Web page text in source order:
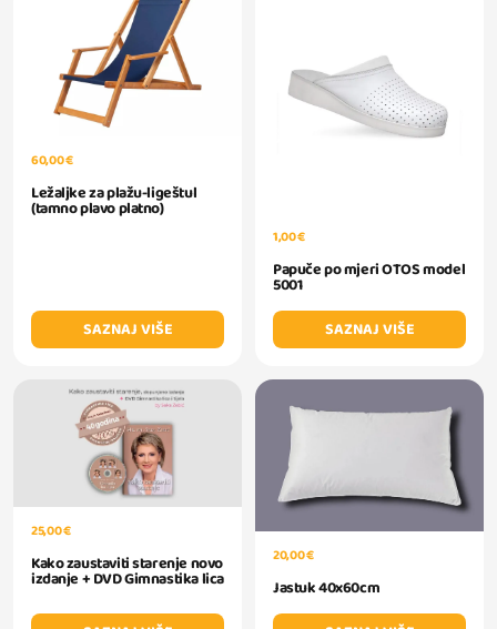
60,00 €
Ležaljke za plažu-ligeštul
(tamno plavo platno)
SAZNAJ VIŠE
1,00 €
Papuče po mjeri OTOS model
5001
SAZNAJ VIŠE
25,00 €
Kako zaustaviti starenje novo
izdanje + DVD Gimnastika lica
20,00 €
Jastuk 40x60cm